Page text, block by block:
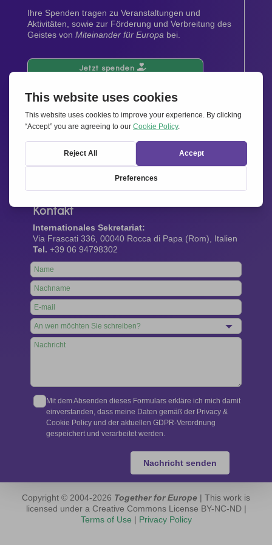
Ihre Spenden tragen zu Veranstaltungen und
Aktivitäten, sowie zur Förderung und Verbreitung des
Geistes von Miteinander für Europa bei.
Jetzt spenden
Newsletter
Bleiben Sie auf dem Laufenden mit den neuesten
Infos aus unserem Netzwerk.
Gleich abonnieren
Kontakt
Internationales Sekretariat:
Via Frascati 336, 00040 Rocca di Papa (Rom), Italien
Tel. +39 06 94798302
Leave
this
field
blank
Mit dem Absenden dieses Formulars erkläre ich mich damit
einverstanden, dass meine Daten gemäß der Privacy &
Cookie Policy und der aktuellen GDPR-Verordnung
gespeichert und verarbeitet werden.
Nachricht senden
Copyright © 2004-2026 Together for Europe | This work is
licensed under a Creative Commons License BY-NC-ND |
Terms of Use | Privacy Policy